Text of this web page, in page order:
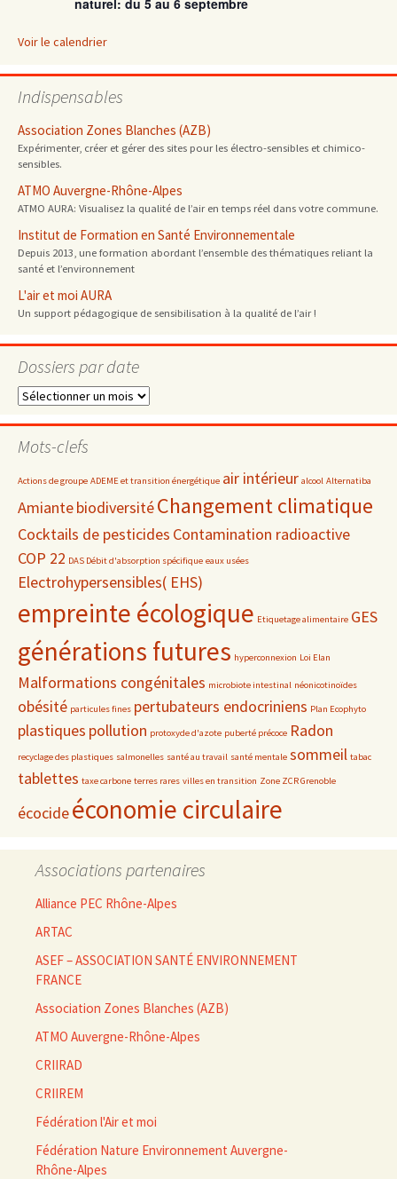
naturel: du 5 au 6 septembre
Voir le calendrier
Indispensables
Association Zones Blanches (AZB)
Expérimenter, créer et gérer des sites pour les électro-sensibles et chimico-
sensibles.
ATMO Auvergne-Rhône-Alpes
ATMO AURA: Visualisez la qualité de l’air en temps réel dans votre commune.
Institut de Formation en Santé Environnementale
Depuis 2013, une formation abordant l’ensemble des thématiques reliant la
santé et l’environnement
L'air et moi AURA
Un support pédagogique de sensibilisation à la qualité de l’air !
Dossiers par date
Dossiers
date
Mots-clefs
Actions de groupe ADEME et transition énergétique air intérieur alcool Alternatiba
AmiantebiodiversitéChangement climatique
Cocktails de pesticides Contamination radioactive
COP 22 DAS Débit d'absorption spécifique eaux usées
Electrohypersensibles( EHS)
empreinte écologique Etiquetage alimentaire GES
générations futures hyperconnexion Loi Elan
Malformations congénitales microbiote intestinal néonicotinoïdes
obésité particules fines pertubateurs endocriniens Plan Ecophyto
plastiques pollution protoxyde d'azote puberté précoce Radon
recyclage des plastiques salmonelles santé au travail santé mentale sommeil tabac
tablettes taxe carbone terres rares villes en transition Zone ZCR Grenoble
écocideéconomie circulaire
Associations partenaires
Alliance PEC Rhône-Alpes
ARTAC
ASEF – ASSOCIATION SANTÉ ENVIRONNEMENT
FRANCE
Association Zones Blanches (AZB)
ATMO Auvergne-Rhône-Alpes
CRIIRAD
CRIIREM
Fédération l'Air et moi
Fédération Nature Environnement Auvergne-
Rhône-Alpes